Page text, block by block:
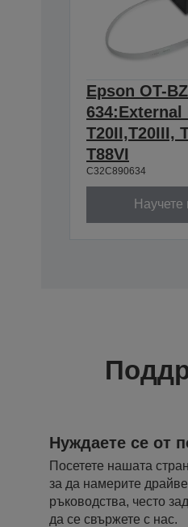
Epson OT-
634:External
T20II,T20III,
T88VI
C32C890634
Научете
Нуждаете се от
Посетете нашата
за да намерите
ръководства, често
да се свържете с нас.